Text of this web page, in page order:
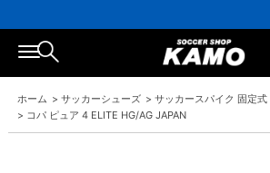
会員の方にはお誕生月に「10％OFFクーポ
16,000円(税込)以上でシューズケース
3,300円(税込)以上で送料無料
ホーム > サッカーシューズ > サッカースパイク 固定式
> コパ ピュア 4 ELITE HG/AG JAPAN